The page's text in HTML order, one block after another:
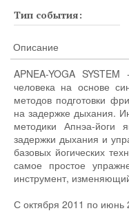
Тип события:
Описание
APNEA-YOGA
человека на основе
методов подготовки
на задержке дыхания.
методики Апнэа-йоги
задержки дыхания и
базовых йогических
самое простое
инструмент,
С октября 2011 по июнь